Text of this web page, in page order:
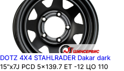
DOTZ 4X4 STAHLRADER Dakar dark
15"x7J PCD 5x139.7 ЕТ -12 ЦО 110